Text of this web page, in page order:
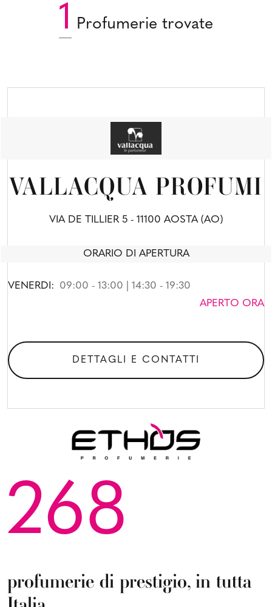
1 Profumerie trovate
VALLACQUA PROFUMI
VIA DE TILLIER 5 - 11100 AOSTA (AO)
ORARIO DI APERTURA
VENERDI:
09:00 - 13:00 | 14:30 - 19:30
APERTO ORA
DETTAGLI E CONTATTI
268
profumerie di prestigio, in tutta